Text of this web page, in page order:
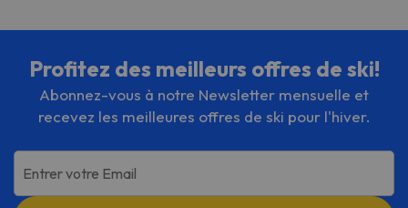
Profitez des meilleurs offres de ski!
Abonnez-vous à notre Newsletter mensuelle et
recevez les meilleures offres de ski pour l'hiver.
Entrer votre Email